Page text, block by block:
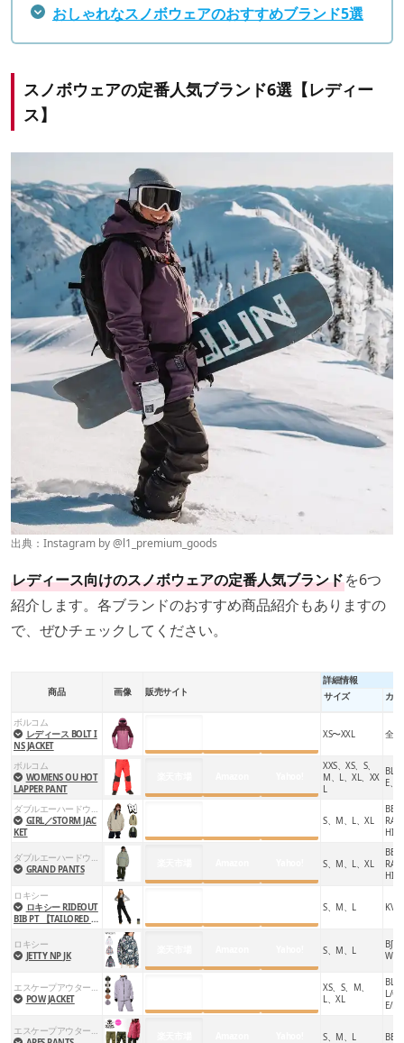
出典： クイックシルバー
透湿性は、スノボウェア内の汗や水蒸気などを外部に逃が
す機能
で、ウェア内の蒸れ防止に役立ちます。
スノボウェアを選ぶ際には、透湿性5,000g/㎡以上の商品
がおすすめ。価格は高いですが、素材に
GORE-TEXを使用
したスノボウェアは「防水透湿性」に優れており、非常に
おすすめです。
ベンチレーション
出典：クイックシルバー
ベンチレーションは、スノボウェアのファスナーを開閉し
てスノボウェア内を換気
できる機能。スノボウェアを着用
したまま、ウェア内に籠った湿気や熱を放出し、
素早く体
温調節ができます。
パウダーガード
おしゃれなスノボウェアのおすすめブランド5選
スノボウェアの定番人気ブランド6選【レディー
ス】
出典：Instagram by@l1_premium_goods
レディース向けのスノボウェアの定番人気ブランドを6つ
紹介します。各ブランドのおすすめ商品紹介もありますの
で、ぜひチェックしてください。
商品 画像 販売サイト
詳細情報
サイズ
カ
ボルコム
レディース BOLT I
NS JACKET
XS〜XXL 全6
ボルコム
WOMENS OU HOT
LAPPER PANT
XXS、XS、S、
M、L、XL、XX
L
E、
ダブルエーハードウェア
GIRL／STORM JAC
KET
S、M、L、XL
RAY
ダブルエーハードウェア
GRAND PANTS
S、M、L、XL
RAY
ロキシー
ロキシー RIDEOUT
BIB PT 【TAILORED FI
S、M、L KV10
ロキシー
JETTY NP JK
S、M、L
エスケープアウターウェア
POW JACKET
XS、S、M、
L、XL
L/
E/
エスケープアウターウェア
S、M、L